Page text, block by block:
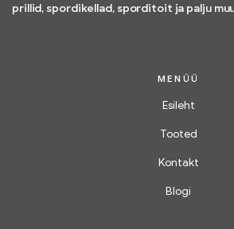
prillid, spordikellad, sporditoit ja palju
MENÜÜ
Esileht
Tooted
Kontakt
Blogi